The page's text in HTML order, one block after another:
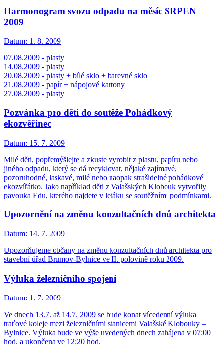
Harmonogram svozu odpadu na měsíc SRPEN
2009
Datum: 1. 8. 2009
07.08.2009 - plasty
14.08.2009 - plasty
20.08.2009 - plasty + bílé sklo + barevné sklo
21.08.2009 - papír + nápojové kartony
27.08.2009 - plasty
Pozvánka pro děti do soutěže Pohádkový
ekozvěřinec
Datum: 15. 7. 2009
Milé děti, popřemýšlejte a zkuste vyrobit z plastu, papíru nebo
jiného odpadu, který se dá recyklovat, nějaké zajímavé,
pozoruhodné, laskavé, milé nebo naopak strašidelné pohádkové
ekozvířátko. Jako například děti z Valašských Klobouk vytvořily
pavouka Edu, kterého najdete v letáku se soutěžními podmínkami.
Upozornění na změnu konzultačních dnů architekta
Datum: 14. 7. 2009
Upozorňujeme občany na změnu konzultačních dnů architekta pro
stavební úřad Brumov-Bylnice ve II. polovině roku 2009.
Výluka železničního spojení
Datum: 1. 7. 2009
Ve dnech 13.7. až 14.7. 2009 se bude konat vícedenní výluka
traťové koleje mezi železničními stanicemi Valašské Klobouky –
Bylnice. Výluka bude ve výše uvedených dnech zahájena v 07:00
hod. a ukončena ve 12:20 hod.